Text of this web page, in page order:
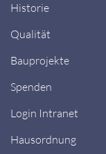
Historie
Qualität
Bauprojekte
Spenden
Login Intranet
Hausordnung